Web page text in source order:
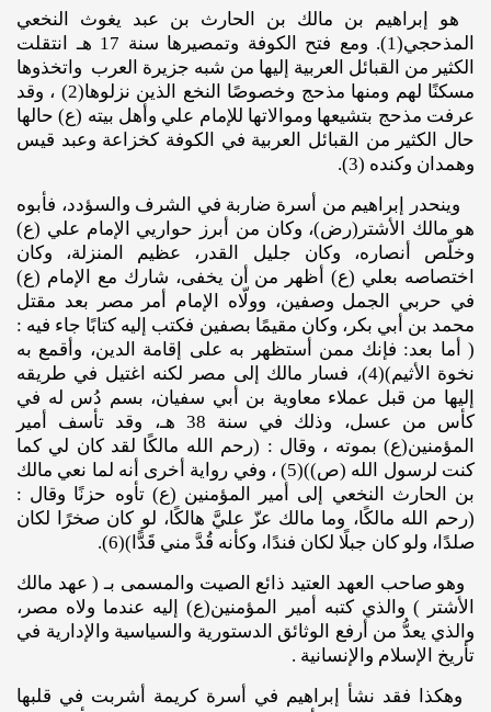
هو إبراهيم بن مالك بن الحارث بن عبد يغوث النخعي
المذحجي(1). ومع فتح الكوفة وتمصيرها سنة 17 هـ انتقلت
الكثير من القبائل العربية إليها من شبه جزيرة العرب واتخذوها
مسكنًا لهم ومنها مذحج وخصوصًا النخع الذين نزلوها(2) ، وقد
عرفت مذحج بتشيعها وموالاتها للإمام علي وأهل بيته (ع) حالها
حال الكثير من القبائل العربية في الكوفة كخزاعة وعبد قيس
وهمدان وكنده (3).
وينحدر إبراهيم من أسرة ضاربة في الشرف والسؤدد، فأبوه
هو مالك الأشتر(رض)، وكان من أبرز حواريي الإمام علي (ع)
وخلّص أنصاره، وكان جليل القدر، عظيم المنزلة، وكان
اختصاصه بعلي (ع) أظهر من أن يخفى، شارك مع الإمام (ع)
في حربي الجمل وصفين، وولّاه الإمام أمر مصر بعد مقتل
محمد بن أبي بكر، وكان مقيمًا بصفين فكتب إليه كتابًا جاء فيه :
( أما بعد: فإنك ممن أستظهر به على إقامة الدين، وأقمع به
نخوة الأثيم)(4)، فسار مالك إلى مصر لكنه اغتيل في طريقه
إليها من قبل عملاء معاوية بن أبي سفيان، بسم دُس له في
كأس من عسل، وذلك في سنة 38 هـ، وقد تأسف أمير
المؤمنين(ع) بموته ، وقال : (رحم الله مالكًا لقد كان لي كما
كنت لرسول الله (ص))(5) ، وفي رواية أخرى أنه لما نعي مالك
بن الحارث النخعي إلى أمير المؤمنين (ع) تأوه حزنًا وقال :
(رحم الله مالكًا، وما مالك عزّ عليَّ هالكًا، لو كان صخرًا لكان
صلدًا، ولو كان جبلًا لكان فندًا، وكأنه قُدَّ مني قَدًّا)(6).
وهو صاحب العهد العتيد ذائع الصيت والمسمى بـ ( عهد مالك
الأشتر ) والذي كتبه أمير المؤمنين(ع) إليه عندما ولاه مصر،
والذي يعدُّ من أرفع الوثائق الدستورية والسياسية والإدارية في
تأريخ الإسلام والإنسانية .
وهكذا فقد نشأ إبراهيم في أسرة كريمة أشربت في قلبها